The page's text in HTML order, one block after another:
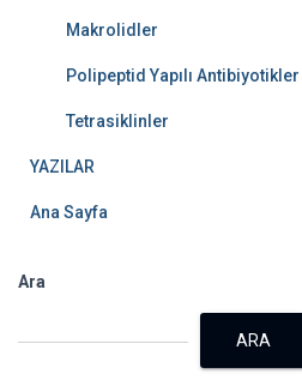
Makrolidler
Polipeptid Yapılı Antibiyotikler
Tetrasiklinler
YAZILAR
Ana Sayfa
Ara
ARA